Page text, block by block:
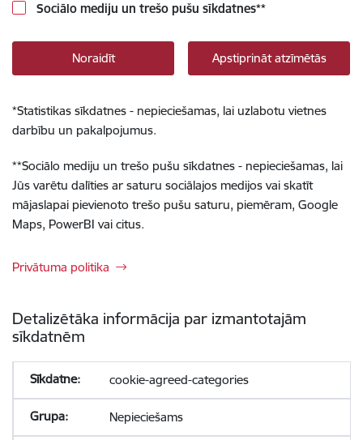
Sociālo mediju un trešo pušu sīkdatnes**
Noraidīt Apstiprināt atzīmētās
*Statistikas sīkdatnes - nepieciešamas, lai uzlabotu vietnes
darbību un pakalpojumus.
**Sociālo mediju un trešo pušu sīkdatnes - nepieciešamas, lai
Jūs varētu dalīties ar saturu sociālajos medijos vai skatīt
mājaslapai pievienoto trešo pušu saturu, piemēram, Google
Maps, PowerBI vai citus.
Privātuma politika
Detalizētāka informācija par izmantotajām
sīkdatnēm
cookie-agreed-categories
Nepieciešams